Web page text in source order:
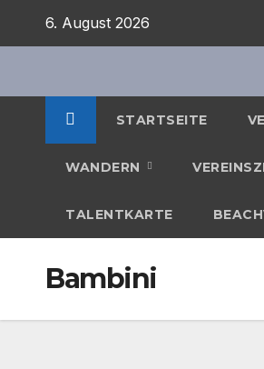
6. August 2026
STARTSEITE
WANDERN
TALENTKARTE
Bambini